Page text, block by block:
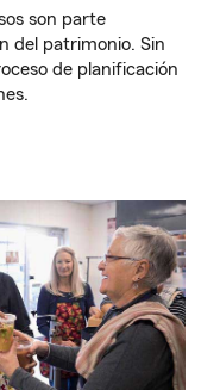
son parte
del patrimonio. Sin
de planificación